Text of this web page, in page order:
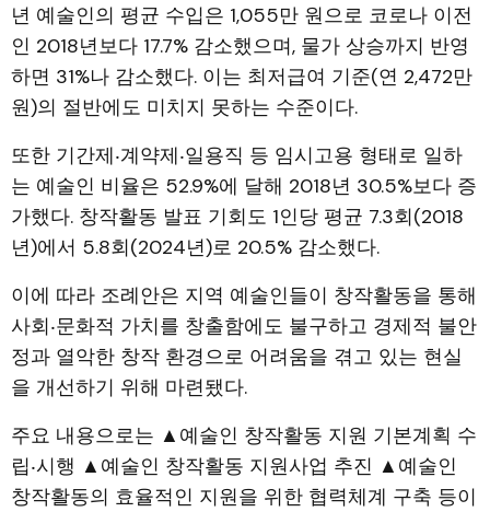
년 예술인의 평균 수입은 1,055만 원으로 코로나 이전
인 2018년보다 17.7% 감소했으며, 물가 상승까지 반영
하면 31%나 감소했다. 이는 최저급여 기준(연 2,472만
원)의 절반에도 미치지 못하는 수준이다.
또한 기간제‧계약제‧일용직 등 임시고용 형태로 일하
는 예술인 비율은 52.9%에 달해 2018년 30.5%보다 증
가했다. 창작활동 발표 기회도 1인당 평균 7.3회(2018
년)에서 5.8회(2024년)로 20.5% 감소했다.
이에 따라 조례안은 지역 예술인들이 창작활동을 통해
사회‧문화적 가치를 창출함에도 불구하고 경제적 불안
정과 열악한 창작 환경으로 어려움을 겪고 있는 현실
을 개선하기 위해 마련됐다.
주요 내용으로는 ▲예술인 창작활동 지원 기본계획 수
립‧시행 ▲예술인 창작활동 지원사업 추진 ▲예술인
창작활동의 효율적인 지원을 위한 협력체계 구축 등이